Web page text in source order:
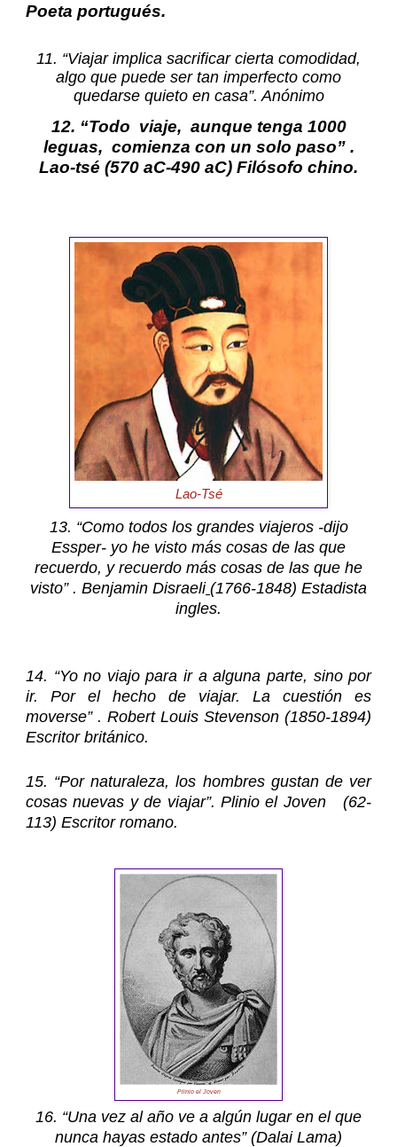
Poeta portugués.
11. “Viajar implica sacrificar cierta comodidad,
algo que puede ser tan imperfecto como
quedarse quieto en casa”. Anónimo
12. “Todo viaje, aunque tenga 1000
leguas, comienza con un solo paso” .
Lao-tsé (570 aC-490 aC) Filósofo chino.
Lao-Tsé
13. “Como todos los grandes viajeros -dijo
Essper- yo he visto más cosas de las que
recuerdo, y recuerdo más cosas de las que he
visto” . Benjamin Disraeli (1766-1848) Estadista
ingles.
14. “Yo no viajo para ir a alguna parte, sino por
ir. Por el hecho de viajar. La cuestión es
moverse” . Robert Louis Stevenson (1850-1894)
Escritor británico.
15. “Por naturaleza, los hombres gustan de ver
cosas nuevas y de viajar”. Plinio el Joven (62-
113) Escritor romano.
Plinio el Joven
16. “Una vez al año ve a algún lugar en el que
nunca hayas estado antes” (Dalai Lama)